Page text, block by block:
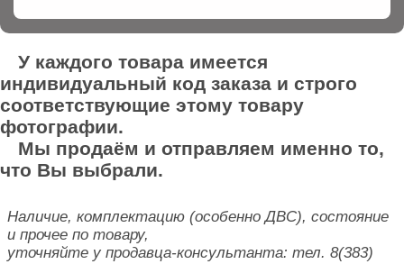
У каждого товара имеется
индивидуальный код заказа и строго
соответствующие этому товару
фотографии.
Мы продаём и отправляем именно то,
что Вы выбрали.
Наличие, комплектацию (особенно ДВС), состояние
и прочее по товару,
уточняйте у продавца-консультанта: тел. 8(383)